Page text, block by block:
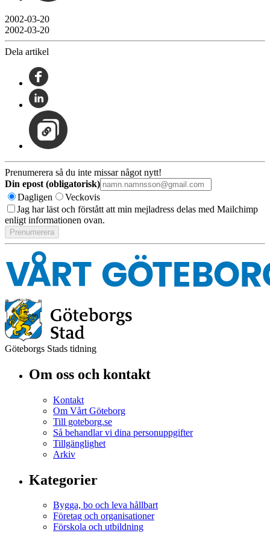
2002-03-20
2002-03-20
Dela artikel
Prenumerera så du inte missar något nytt!
Din epost (obligatorisk)
Dagligen
Veckovis
Jag har läst och förstått att min mejladress delas med Mailchimp
enligt informationen ovan.
Göteborgs Stads tidning
Om oss och kontakt
Kontakt
Om Vårt Göteborg
Till goteborg.se
Så behandlar vi dina personuppgifter
Tillgänglighet
Arkiv
Kategorier
Bygga, bo och leva hållbart
Företag och organisationer
Förskola och utbildning